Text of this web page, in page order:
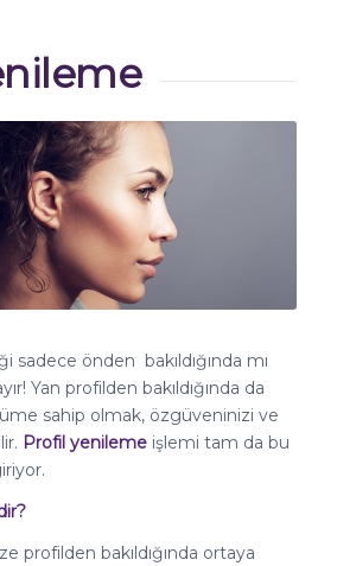
sadece önden
bakıldığında mı
Yan profilden bakıldığında da
sahip olmak, özgüveninizi ve
Profil yenilemeişlemi tam da bu
profilden bakıldığında ortaya